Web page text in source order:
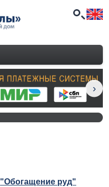
"Обогащение руд"